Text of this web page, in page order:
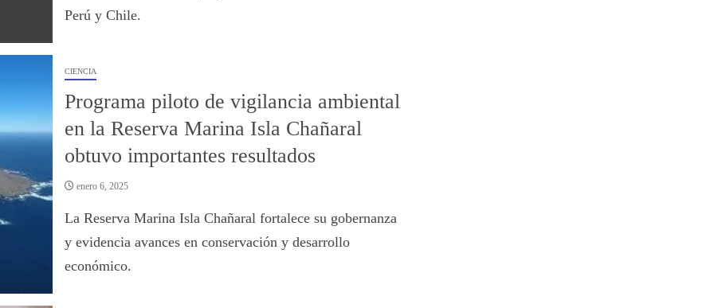
Perú y Chile.
CIENCIA
Programa piloto de vigilancia ambiental
en la Reserva Marina Isla Chañaral
obtuvo importantes resultados
enero 6, 2025
La Reserva Marina Isla Chañaral fortalece su gobernanza
y evidencia avances en conservación y desarrollo
económico.